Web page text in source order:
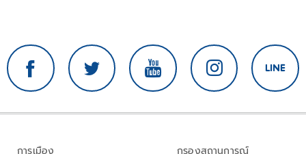
การเมือง
กรองสถานการณ์